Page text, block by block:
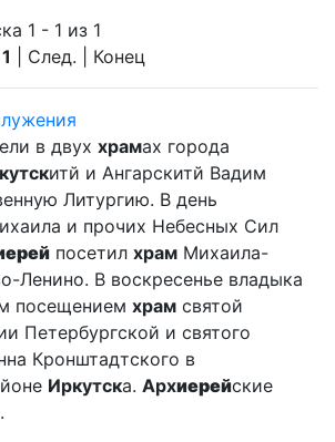
1 - 1 из 1
1 | След. | Конец
в двух храмах города
итй и Ангарскитй Вадим
Литургию. В день
и прочих Небесных Сил
посетил храм Михаила-
Ленино. В воскресенье владыка
посещением храм святой
Петербургской и святого
Кронштадтского в
Иркутска. Архиерейские